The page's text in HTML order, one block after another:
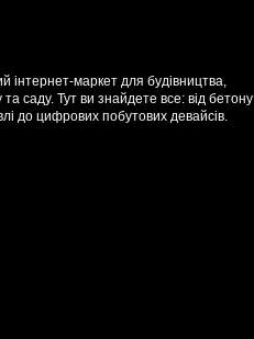
інтернет-маркет для будівництва,
саду. Тут ви знайдете все: від бетону
до цифрових побутових девайсів.